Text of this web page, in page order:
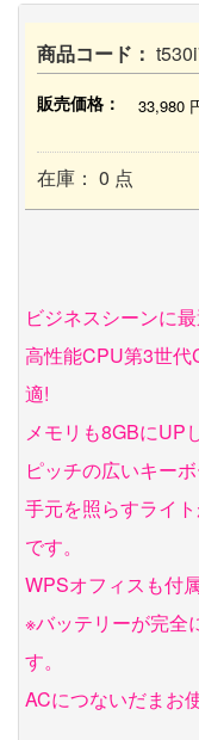
商品コード：
販売価格： 33,980
在庫： 0 点
ビジネスシーンに
高性能CPU第3世
適!
メモリも8GBにUP
ピッチの広いキー
手元を照らすライ
です。
WPSオフィスも付
※バッテリーが完全
す。
ACにつないだまお